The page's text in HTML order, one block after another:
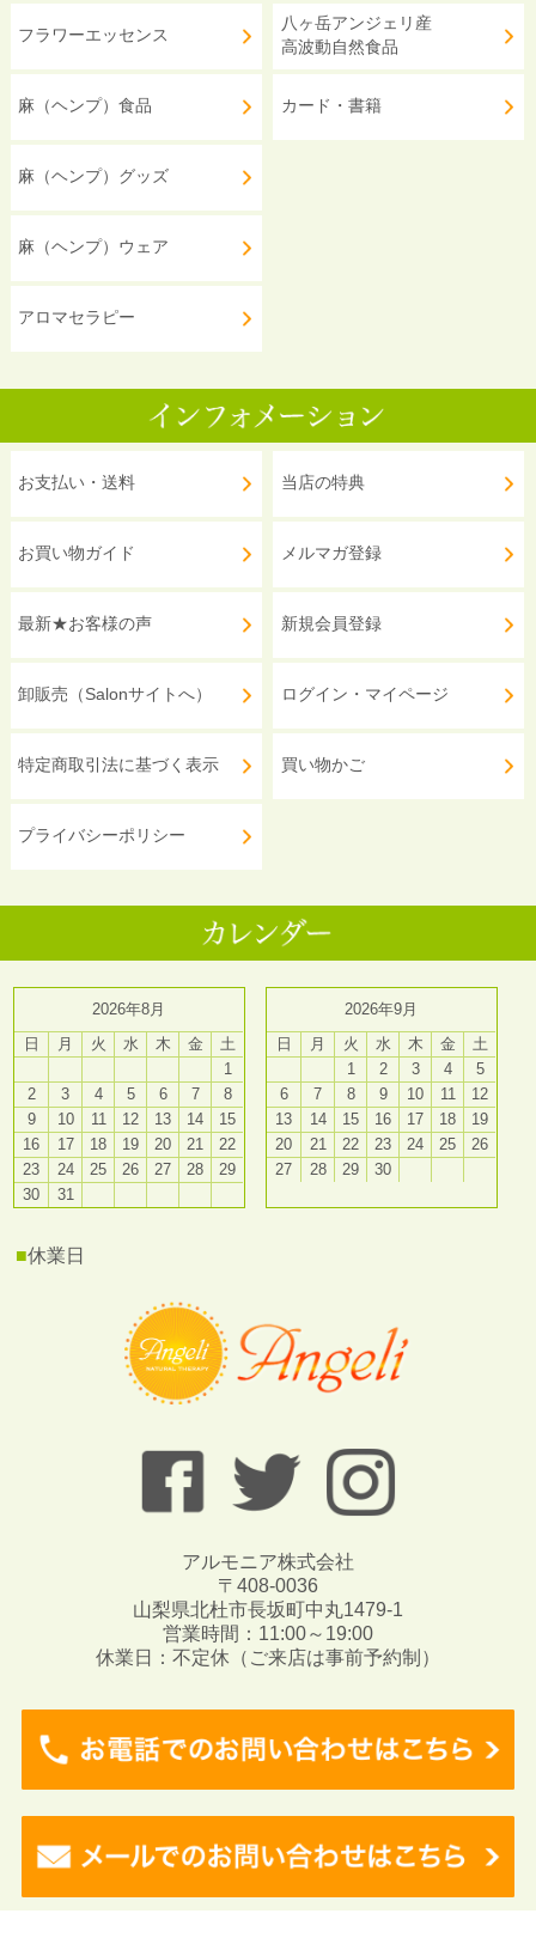
フラワーエッセンス
麻（ヘンプ）食品
麻（ヘンプ）グッズ
麻（ヘンプ）ウェア
アロマセラピー
八ヶ岳アンジェリ産
高波動自然食品
カード・書籍
お支払い・送料
お買い物ガイド
最新★お客様の声
卸販売（Salonサイトへ）
特定商取引法に基づく表示
プライバシーポリシー
当店の特典
メルマガ登録
新規会員登録
ログイン・マイページ
買い物かご
2026年8月
日
月 火 水 木 金
土
1
2
3 4 5 6 7
8
9
10 11 12 13 14
15
16
17 18 19 20 21
22
23
24 25 26 27 28
29
30
31
2026年9月
日
月 火 水 木 金
土
1
2 3 4
5
6
7 8 9 10 11
12
13
14 15 16 17 18
19
20
21 22 23 24 25
26
27
28 29 30
■休業日
アルモニア株式会社
〒408-0036
山梨県北杜市長坂町中丸1479-1
営業時間：11:00～19:00
休業日：不定休（ご来店は事前予約制）